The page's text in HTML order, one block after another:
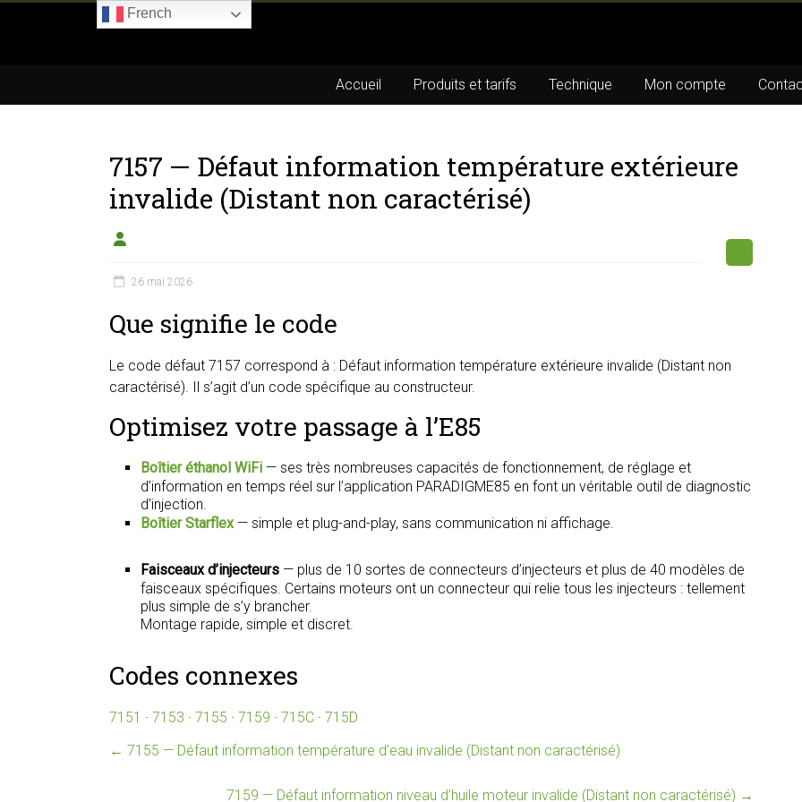
du
boîtier
éthanol
Accueil Produits et tarifs Technique Mon compte
7157 — Défaut information température extérieure
invalide (Distant non caractérisé)
26 mai 2026
Que signifie le code
Le code défaut 7157 correspond à : Défaut information température extérieure invalide (Distant non
caractérisé). Il s’agit d’un code spécifique au constructeur.
Optimisez votre passage à l’E85
Boîtier éthanol WiFi — ses très nombreuses capacités de fonctionnement, de réglage et
d’information en temps réel sur l’application PARADIGME85 en font un véritable outil de diagnostic
d’injection.
Boîtier Starflex— simple et plug-and-play, sans communication ni affichage.
Faisceaux d’injecteurs — plus de 10 sortes de connecteurs d’injecteurs et plus de 40 modèles de
faisceaux spécifiques. Certains moteurs ont un connecteur qui relie tous les injecteurs : tellement
plus simple de s’y brancher.
Montage rapide, simple et discret.
Codes connexes
7151 · 7153 · 7155 · 7159 · 715C · 715D
← 7155 — Défaut information température d’eau invalide (Distant non caractérisé)
7159 — Défaut information niveau d’huile moteur invalide (Distant non caractérisé) →
French